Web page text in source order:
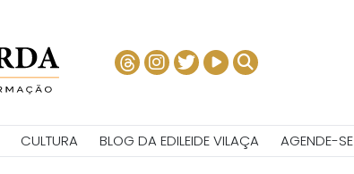
CULTURA BLOG DA EDILEIDE VILAÇA AGENDE-SE